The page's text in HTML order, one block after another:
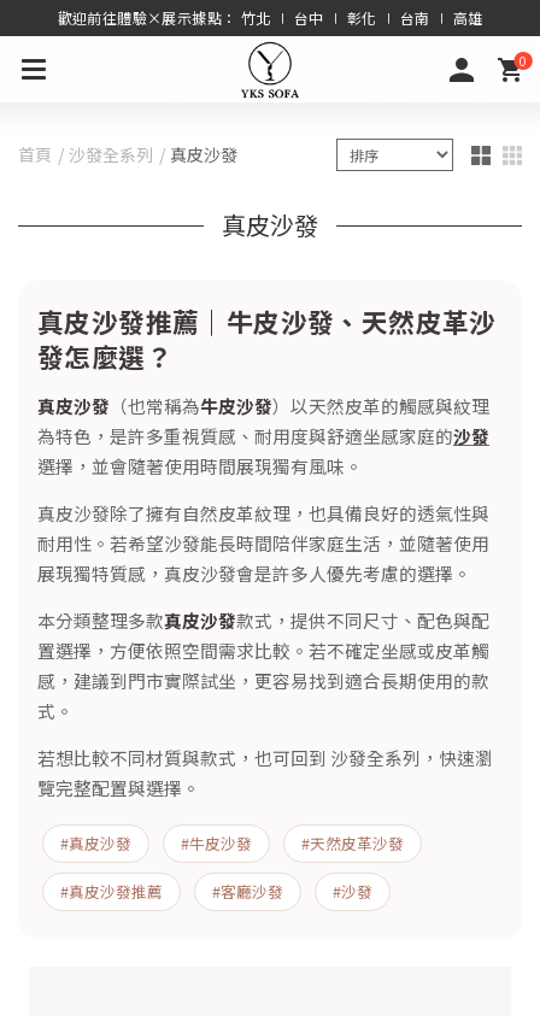
歡迎前往體驗×展示據點： 竹北 ∣ 台中 ∣ 彰化 ∣ 台南 ∣ 高雄
0
首頁 沙發全系列 真皮沙發
真皮沙發
真皮沙發推薦｜牛皮沙發、天然皮革沙
發怎麼選？
真皮沙發 （也常稱為牛皮沙發）以天然皮革的觸感與紋理
為特色，是許多重視質感、耐用度與舒適坐感家庭的沙發
選擇，並會隨著使用時間展現獨有風味。
真皮沙發除了擁有自然皮革紋理，也具備良好的透氣性與
耐用性。若希望沙發能長時間陪伴家庭生活，並隨著使用
展現獨特質感，真皮沙發會是許多人優先考慮的選擇。
本分類整理多款真皮沙發款式，提供不同尺寸、配色與配
置選擇，方便依照空間需求比較。若不確定坐感或皮革觸
感，建議到門市實際試坐，更容易找到適合長期使用的款
式。
若想比較不同材質與款式，也可回到 沙發全系列 ，快速瀏
覽完整配置與選擇。
#真皮沙發 #牛皮沙發 #天然皮革沙發
#真皮沙發推薦 #客廳沙發 #沙發